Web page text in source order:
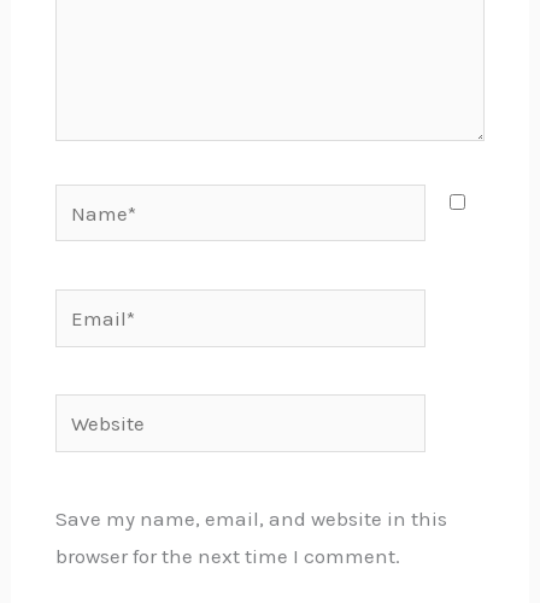
Email*
Website
Save my name, email, and website in this
browser for the next time I comment.